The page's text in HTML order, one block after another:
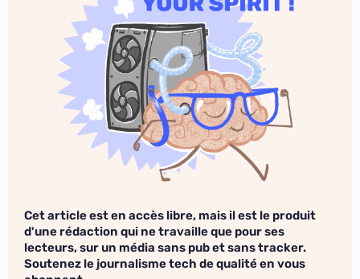
Cet article est en accès libre, mais il est le produit
d'une rédaction qui ne travaille que pour ses
lecteurs, sur un média sans pub et sans tracker.
Soutenez le journalisme tech de qualité en vous